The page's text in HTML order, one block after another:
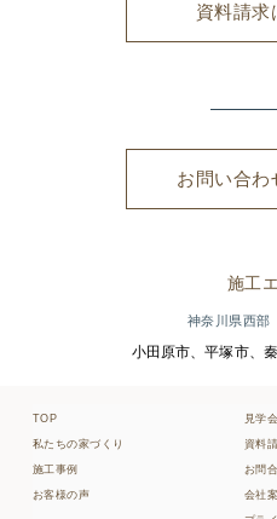
資料請求
お問い合わ
施工
神奈川県西部
小田原市、平塚市、
TOP 見学
私たちの家づくり 資料
施工事例 お問
お客様の声 会社